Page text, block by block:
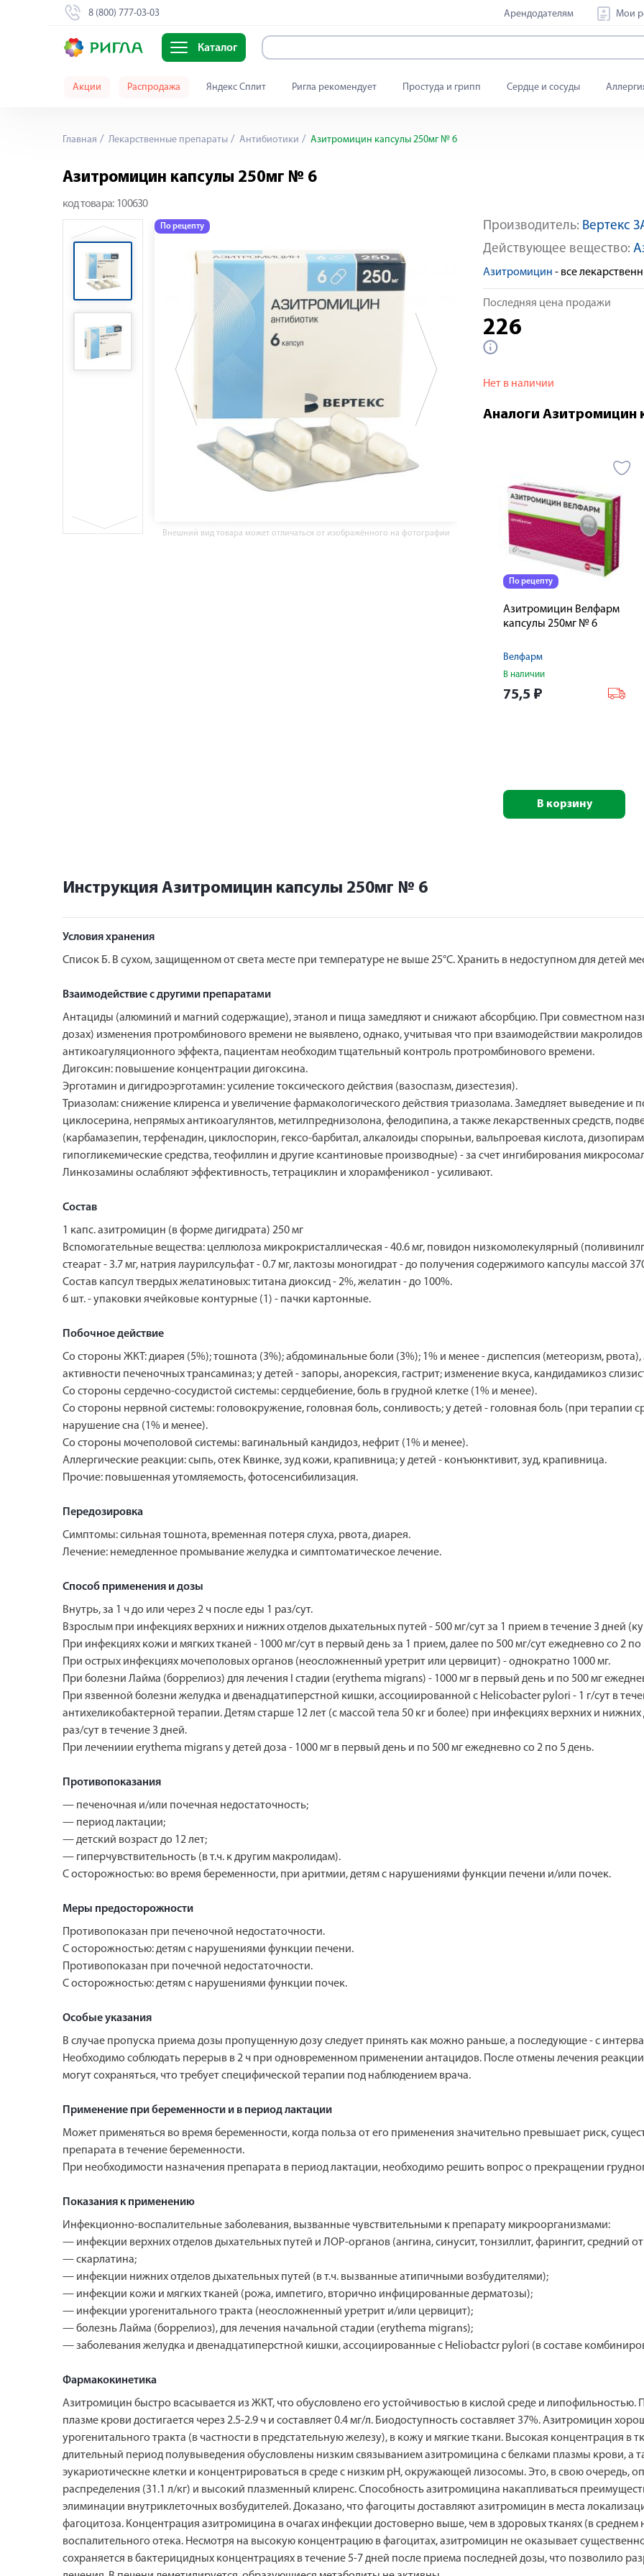
8 (800) 777-03-03 Арендодателям Мои
Каталог
Акции Распродажа Яндекс Сплит Ригла рекомендует Простуда и грипп Сердце и сосуды
Главная Лекарственные препараты Антибиотики Азитромицин капсулы 250мг № 6
Азитромицин капсулы 250мг № 6
код товара: 100630
По рецепту По рецепту
Внешний вид товара может отличаться от изображённого на фотографии
Производитель: Вертекс
Действующее вещество:
Азитромицин - все
Последняя цена продажи
226
Нет в наличии
Аналоги Азитромицин
По рецепту
Азитромицин Велфарм
капсулы 250мг № 6
Велфарм
В наличии
75,5 ₽
В корзину
Инструкция Азитромицин капсулы 250мг № 6
Условия хранения
Список Б. В сухом, защищенном от света месте при температуре не выше 25°С. Хранить в недоступном для детей
Взаимодействие с другими препаратами
Антациды (алюминий и магний содержащие), этанол и пища замедляют и снижают абсорбцию. При совместном
дозах) изменения протромбинового времени не выявлено, однако, учитывая что при взаимодействии
антикоагуляционного эффекта, пациентам необходим тщательный контроль протромбинового времени.
Дигоксин: повышение концентрации дигоксина.
Эрготамин и дигидроэрготамин: усиление токсического действия (вазоспазм, дизестезия).
Триазолам: снижение клиренса и увеличение фармакологического действия триазолама. Замедляет выведение
циклосерина, непрямых антикоагулянтов, метилпреднизолона, фелодипина, а также лекарственных средств,
(карбамазепин, терфенадин, циклоспорин, гексо-барбитал, алкалоиды спорыньи, вальпроевая кислота,
гипогликемические средства, теофиллин и другие ксантиновые производные) - за счет ингибирования
Линкозамины ослабляют эффективность, тетрациклин и хлорамфеникол - усиливают.
Состав
1 капс. азитромицин (в форме дигидрата) 250 мг
Вспомогательные вещества: целлюлоза микрокристаллическая - 40.6 мг, повидон низкомолекулярный
стеарат - 3.7 мг, натрия лаурилсульфат - 0.7 мг, лактозы моногидрат - до получения содержимого капсулы массой
Состав капсул твердых желатиновых: титана диоксид - 2%, желатин - до 100%.
6 шт. - упаковки ячейковые контурные (1) - пачки картонные.
Побочное действие
Со стороны ЖКТ: диарея (5%); тошнота (3%); абдоминальные боли (3%); 1% и менее - диспепсия (метеоризм,
активности печеночных трансаминаз; у детей - запоры, анорексия, гастрит; изменение вкуса, кандидамикоз
Со стороны сердечно-сосудистой системы: сердцебиение, боль в грудной клетке (1% и менее).
Со стороны нервной системы: головокружение, головная боль, сонливость; у детей - головная боль (при терапии
нарушение сна (1% и менее).
Со стороны мочеполовой системы: вагинальный кандидоз, нефрит (1% и менее).
Аллергические реакции: сыпь, отек Квинке, зуд кожи, крапивница; у детей - конъюнктивит, зуд, крапивница.
Прочие: повышенная утомляемость, фотосенсибилизация.
Передозировка
Симптомы: сильная тошнота, временная потеря слуха, рвота, диарея.
Лечение: немедленное промывание желудка и симптоматическое лечение.
Способ применения и дозы
Внутрь, за 1 ч до или через 2 ч после еды 1 раз/сут.
Взрослым при инфекциях верхних и нижних отделов дыхательных путей - 500 мг/сут за 1 прием в течение 3 дней
При инфекциях кожи и мягких тканей - 1000 мг/сут в первый день за 1 прием, далее по 500 мг/сут ежедневно со 2 по
При острых инфекциях мочеполовых органов (неосложненный уретрит или цервицит) - однократно 1000 мг.
При болезни Лайма (боррелиоз) для лечения I стадии (erythema migrans) - 1000 мг в первый день и по 500 мг
При язвенной болезни желудка и двенадцатиперстной кишки, ассоциированной с Helicobacter pylori - 1 г/сут в
антихеликобактерной терапии. Детям старше 12 лет (с массой тела 50 кг и более) при инфекциях верхних и
раз/сут в течение 3 дней.
При лечениии erythema migrans у детей доза - 1000 мг в первый день и по 500 мг ежедневно со 2 по 5 день.
Противопоказания
— печеночная и/или почечная недостаточность;
— период лактации;
— детский возраст до 12 лет;
— гиперчувствительность (в т.ч. к другим макролидам).
С осторожностью: во время беременности, при аритмии, детям с нарушениями функции печени и/или почек.
Меры предосторожности
Противопоказан при печеночной недостаточности.
С осторожностью: детям с нарушениями функции печени.
Противопоказан при почечной недостаточности.
С осторожностью: детям с нарушениями функции почек.
Особые указания
В случае пропуска приема дозы пропущенную дозу следует принять как можно раньше, а последующие - с
Необходимо соблюдать перерыв в 2 ч при одновременном применении антацидов. После отмены лечения
могут сохраняться, что требует специфической терапии под наблюдением врача.
Применение при беременности и в период лактации
Может применяться во время беременности, когда польза от его применения значительно превышает риск,
препарата в течение беременности.
При необходимости назначения препарата в период лактации, необходимо решить вопрос о прекращении
Показания к применению
Инфекционно-воспалительные заболевания, вызванные чувствительными к препарату микроорганизмами:
— инфекции верхних отделов дыхательных путей и ЛОР-органов (ангина, синусит, тонзиллит, фарингит, средний
— скарлатина;
— инфекции нижних отделов дыхательных путей (в т.ч. вызванные атипичными возбудителями);
— инфекции кожи и мягких тканей (рожа, импетиго, вторично инфицированные дерматозы);
— инфекции урогенитального тракта (неосложненный уретрит и/или цервицит);
— болезнь Лайма (боррелиоз), для лечения начальной стадии (erythema migrans);
— заболевания желудка и двенадцатиперстной кишки, ассоциированные с Heliobactcr pylori (в составе
Фармакокинетика
Азитромицин быстро всасывается из ЖКТ, что обусловлено его устойчивостью в кислой среде и липофильностью.
плазме крови достигается через 2.5-2.9 ч и составляет 0.4 мг/л. Биодоступность составляет 37%. Азитромицин
урогенитального тракта (в частности в предстательную железу), в кожу и мягкие ткани. Высокая концентрация в
длительный период полувыведения обусловлены низким связыванием азитромицина с белками плазмы крови, а
эукариотическне клетки и концентрироваться в среде с низким рН, окружающей лизосомы. Это, в свою очередь,
распределения (31.1 л/кг) и высокий плазменный клиренс. Способность азитромицина накапливаться
элиминации внутриклеточных возбудителей. Доказано, что фагоциты доставляют азитромицин в места
фагоцитоза. Концентрация азитромицина в очагах инфекции достоверно выше, чем в здоровых тканях (в среднем
воспалительного отека. Несмотря на высокую концентрацию в фагоцитах, азитромицин не оказывает
сохраняется в бактерицидных концентрациях в течение 5-7 дней после приема последней дозы, что позволило